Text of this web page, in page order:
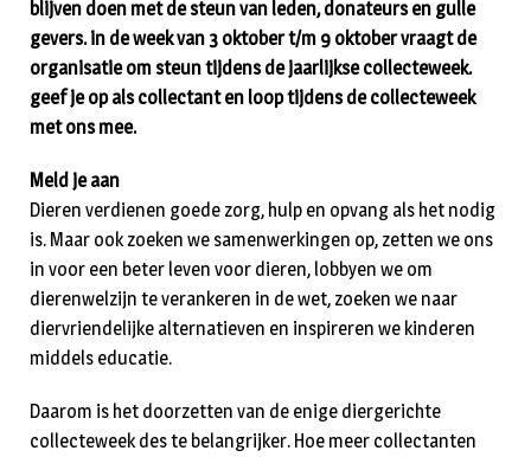
blijven doen met de steun van leden, donateurs en gulle
gevers. in de week van 3 oktober t/m 9 oktober vraagt de
organisatie om steun tijdens de jaarlijkse collecteweek.
geef je op als collectant en loop tijdens de collecteweek
met ons mee.
Meld je aan
Dieren verdienen goede zorg, hulp en opvang als het nodig
is. Maar ook zoeken we samenwerkingen op, zetten we ons
in voor een beter leven voor dieren, lobbyen we om
dierenwelzijn te verankeren in de wet, zoeken we naar
diervriendelijke alternatieven en inspireren we kinderen
middels educatie.
Daarom is het doorzetten van de enige diergerichte
collecteweek des te belangrijker. Hoe meer collectanten